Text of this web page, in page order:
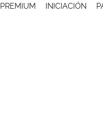
PREMIUM INICIACIÓN